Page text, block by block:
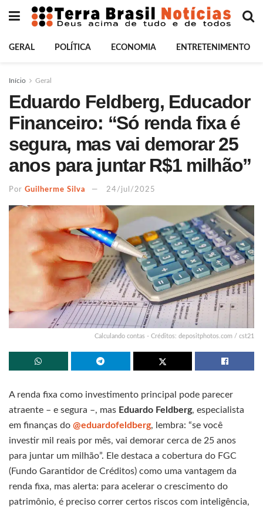
GERAL POLÍTICA ECONOMIA ENTRETENIMENTO
Início Geral
Eduardo Feldberg, Educador
Financeiro: “Só renda fixa é
segura, mas vai demorar 25
anos para juntar R$1 milhão”
Por Guilherme Silva 24/jul/2025
Calculando contas - Créditos: depositphotos.com / cst21
A renda fixa como investimento principal pode parecer
atraente – e segura –, mas Eduardo Feldberg, especialista
em finanças do @eduardofeldberg, lembra: “se você
investir mil reais por mês, vai demorar cerca de 25 anos
para juntar um milhão”. Ele destaca a cobertura do FGC
(Fundo Garantidor de Créditos) como uma vantagem da
renda fixa, mas alerta: para acelerar o crescimento do
patrimônio, é preciso correr certos riscos com inteligência,